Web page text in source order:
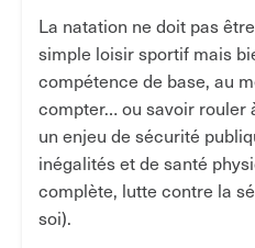
La natation ne doit pas
simple loisir sportif mais
compétence de base, au
compter… ou savoir rouler
un enjeu de sécurité
inégalités et de santé
complète, lutte contre la
soi).